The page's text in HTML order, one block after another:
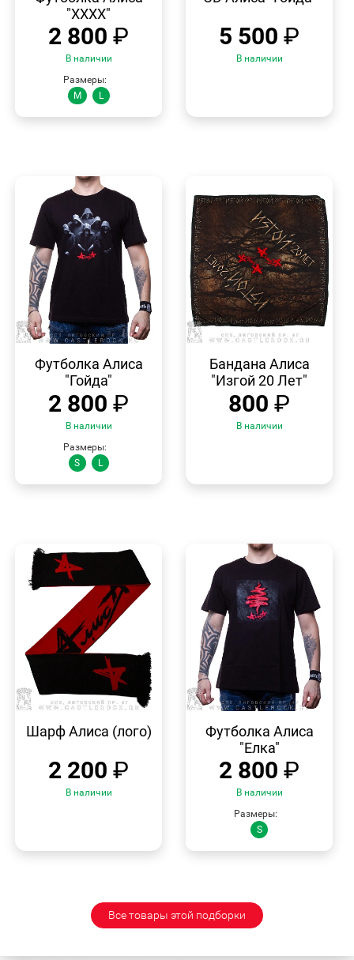
"XXXX"
2 800 ₽
В наличии
Размеры:
M
L
5 500 ₽
В наличии
ПРОСМОТР
Футболка Алиса
"Гойда"
2 800 ₽
В наличии
Размеры:
S
L
ПРОСМОТР
Бандана Алиса
"Изгой 20 Лет"
800 ₽
В наличии
ПРОСМОТР
Шарф Алиса (лого)
2 200 ₽
В наличии
ПРОСМОТР
Футболка Алиса
"Елка"
2 800 ₽
В наличии
Размеры:
S
Все товары этой подборки